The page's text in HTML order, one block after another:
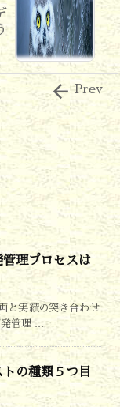
 Prev
管理プロセスは
と実績の突き合わせ
管理 ...
の種類５つ目